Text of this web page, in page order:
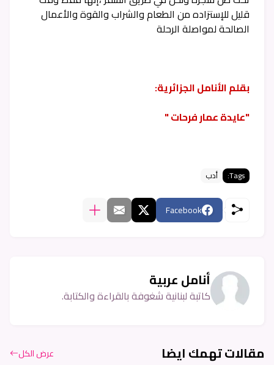
قليل للإستزاده من الطعام والشراب والقوة والأعمال
الصالحة لمواصلة الرحلة
بقلم الأنامل الجزائرية:
"عايدة عمار فرحات "
Tags: أدب
Facebook
أنامل عربية
كاتبة لبنانية شغوفة بالقراءة والكتابة.
مقالات تهمك ايضا عرض الكل